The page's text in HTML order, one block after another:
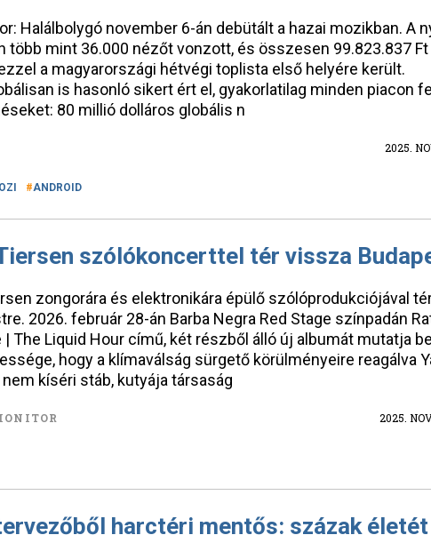
Halálbolygó november 6-án debütált a hazai mozikban. A
több mint 36.000 nézőt vonzott, és összesen 99.823.837
a magyarországi hétvégi toplista első helyére került.
is hasonló sikert ért el, gyakorlatilag minden piacon
80 millió dolláros globális n
2025.
ANDROID
szólókoncerttel tér vissza
zongorára és elektronikára épülő szólóprodukciójával
2026. február 28-án Barba Negra Red Stage színpadán
| The Liquid Hour című, két részből álló új albumát mutatja
hogy a klímaválság sürgető körülményeire reagálva
kíséri stáb, kutyája társaság
2025.
harctéri mentős: százak életét